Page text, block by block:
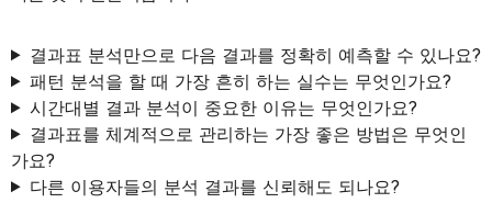
결과표 분석만으로 다음 결과를 정확히 예측할 수 있나요?
패턴 분석을 할 때 가장 흔히 하는 실수는 무엇인가요?
시간대별 결과 분석이 중요한 이유는 무엇인가요?
결과표를 체계적으로 관리하는 가장 좋은 방법은 무엇인
가요?
다른 이용자들의 분석 결과를 신뢰해도 되나요?